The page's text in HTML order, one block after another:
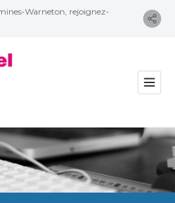
Warneton, rejoignez-